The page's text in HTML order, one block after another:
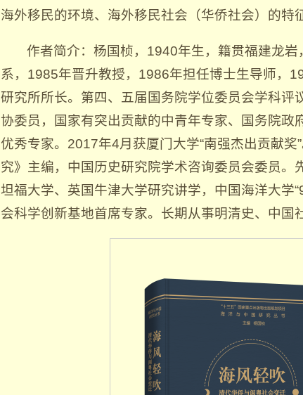
海外移民的环境、海外移民社会（华侨社会）的特
作者简介：杨国桢，1940年生，籍贯福建龙
系，1985年晋升教授，1986年担任博士生导师，
研究所所长。第四、五届国务院学位委员会学科评
协委员，国家有突出贡献的中青年专家、国务院政
优秀专家。2017年4月获厦门大学“南强杰出贡献奖
究》主编，中国历史研究院学术咨询委员会委员。
坦福大学、英国牛津大学研究讲学，中国海洋大学
会科学创新基地首席专家。长期从事明清史、中国